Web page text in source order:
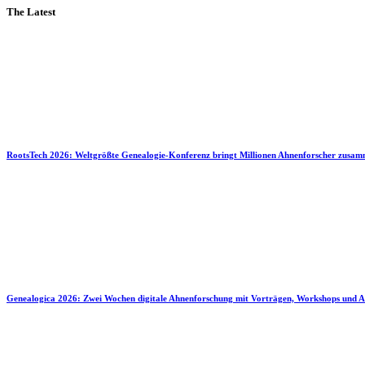
The Latest
RootsTech 2026: Weltgrößte Genealogie-Konferenz bringt Millionen Ahnenforscher
Genealogica 2026: Zwei Wochen digitale Ahnenforschung mit Vorträgen, Workshops und